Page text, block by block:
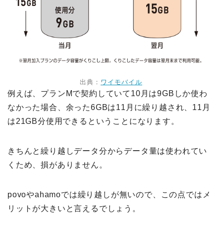
出典： ワイモバイル
例えば、プランMで契約していて10月は9GBしか使わ
なかった場合、余った6GBは11月に繰り越され、11月
は21GB分使用できるということになります。
きちんと繰り越しデータ分からデータ量は使われてい
くため、損がありません。
povoやahamoでは繰り越しが無いので、この点ではメ
リットが大きいと言えるでしょう。